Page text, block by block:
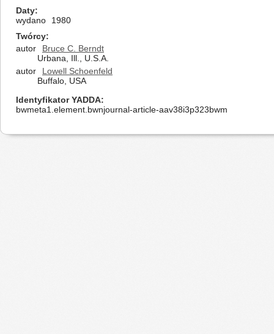
Daty
wydano
1980
Twórcy
autor
Bruce C. Berndt
Urbana, Ill., U.S.A.
autor
Lowell Schoenfeld
Buffalo, USA
Identyfikator YADDA
bwmeta1.element.bwnjournal-article-aav38i3p323bwm